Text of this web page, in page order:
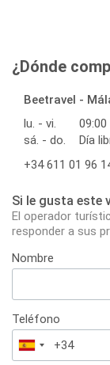
¿Dónde
Beetravel -
lu. - vi.
09:00
sá. - do.
Día
+34 611 01 96
Si le gusta este
El operador
responder a sus
Nombre
Teléfono
España
+34